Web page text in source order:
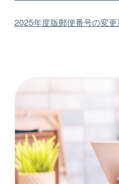
2025年度版郵便番号の変更